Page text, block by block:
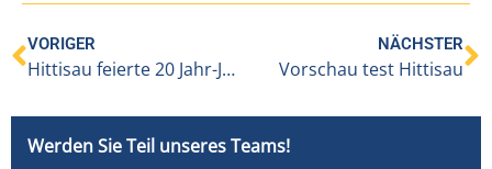
VORIGER
Hittisau feierte 20 Jahr-Jubiläum
NÄCHSTER
Vorschau test Hittisau
Werden Sie Teil unseres Teams!